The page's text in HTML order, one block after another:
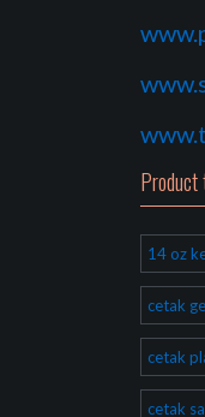
Product
14 oz
cetak
cetak
cetak